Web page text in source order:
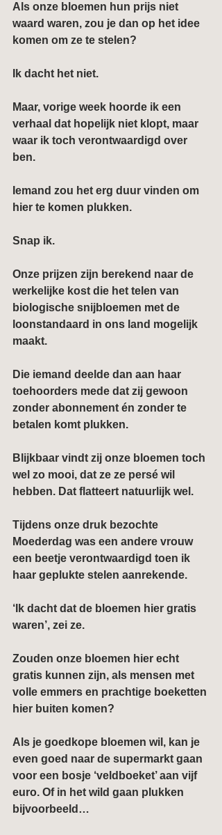
Als onze bloemen hun prijs niet
waard waren, zou je dan op het idee
komen om ze te stelen?
Ik dacht het niet.
Maar, vorige week hoorde ik een
verhaal dat hopelijk niet klopt, maar
waar ik toch verontwaardigd over
ben.
Iemand zou het erg duur vinden om
hier te komen plukken.
Snap ik.
Onze prijzen zijn berekend naar de
werkelijke kost die het telen van
biologische snijbloemen met de
loonstandaard in ons land mogelijk
maakt.
Die iemand deelde dan aan haar
toehoorders mede dat zij gewoon
zonder abonnement én zonder te
betalen komt plukken.
Blijkbaar vindt zij onze bloemen toch
wel zo mooi, dat ze ze persé wil
hebben. Dat flatteert natuurlijk wel.
Tijdens onze druk bezochte
Moederdag was een andere vrouw
een beetje verontwaardigd toen ik
haar geplukte stelen aanrekende.
‘Ik dacht dat de bloemen hier gratis
waren’, zei ze.
Zouden onze bloemen hier echt
gratis kunnen zijn, als mensen met
volle emmers en prachtige boeketten
hier buiten komen?
Als je goedkope bloemen wil, kan je
even goed naar de supermarkt gaan
voor een bosje ‘veldboeket’ aan vijf
euro. Of in het wild gaan plukken
bijvoorbeeld…